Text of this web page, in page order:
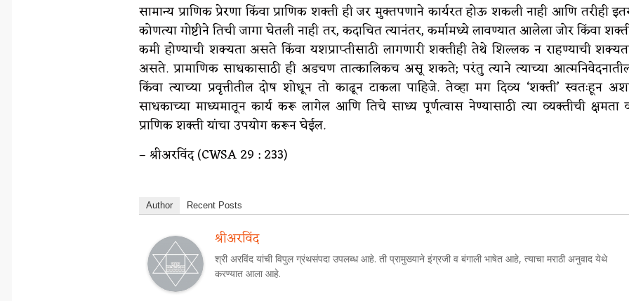
सामान्य प्राणिक प्रेरणा किंवा प्राणिक शक्ती ही जर मुक्तपणाने कार्यरत होऊ शकली नाही आणि तरीही
कोणत्या गोष्टीने तिची जागा घेतली नाही तर, कदाचित त्यानंतर, कर्मामध्ये लावण्यात आलेला जोर किंवा
कमी होण्याची शक्यता असते किंवा यशप्राप्तीसाठी लागणारी शक्तीही तेथे शिल्लक न राहण्याची
असते. प्रामाणिक साधकासाठी ही अडचण तात्कालिकच असू शकते; परंतु त्याने त्याच्या
किंवा त्याच्या प्रवृत्तीतील दोष शोधून तो काढून टाकला पाहिजे. तेव्हा मग दिव्य ‘शक्ती’ स्वतःहून
साधकाच्या माध्यमातून कार्य करू लागेल आणि तिचे साध्य पूर्णत्वास नेण्यासाठी त्या व्यक्तीची क्षमता
प्राणिक शक्ती यांचा उपयोग करून घेईल.
– श्रीअरविंद (CWSA 29 : 233)
Author Recent Posts
श्रीअरविंद
श्री अरविंद यांची विपुल ग्रंथसंपदा उपलब्ध आहे. ती प्रामुख्याने इंग्रजी व बंगाली भाषेत आहे, त्याचा मराठी अनुवाद येथे
करण्यात आला आहे.